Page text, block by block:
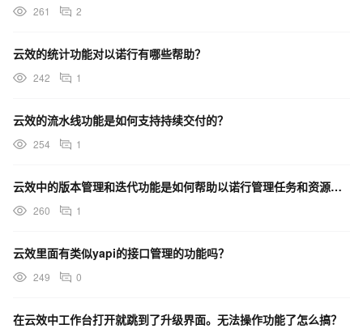
261 2
云效的统计功能对以诺行有哪些帮助？
242 1
云效的流水线功能是如何支持持续交付的？
254 1
云效中的版本管理和迭代功能是如何帮助以诺行管理任务和资源的？
260 1
云效里面有类似yapi的接口管理的功能吗？
249 0
在云效中工作台打开就跳到了升级界面。无法操作功能了怎么搞？